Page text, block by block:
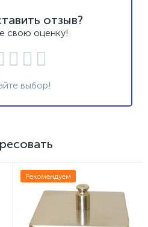
отзыв?
свою оценку!
выбор!
Рекомендуем